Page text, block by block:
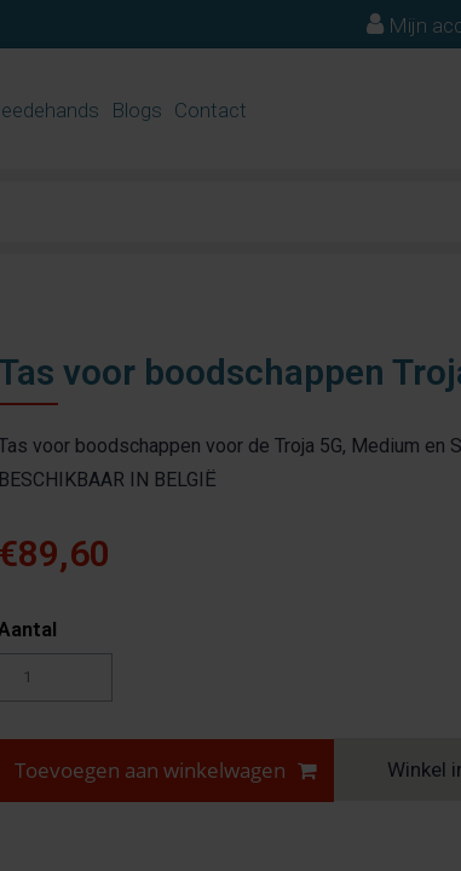
Mijn
Blogs Contact
voor boodschappen
voor boodschappen voor de Troja 5G, Medium en
BESCHIKBAAR IN BELGIË
€89,60
Toevoegen aan winkelwagen Winkel